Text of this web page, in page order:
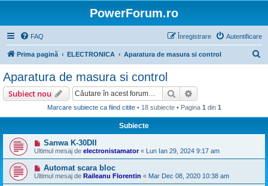
PowerForum.ro
FAQ Autentificare
Înregistrare
Prima pagină ELECTRONICA Aparatura de masura si control
Aparatura de masura si control
Subiect nou Căutare
Marcare subiecte ca fiind citite• 18 subiecte • Pagina 1 din 1
Subiecte
Sanwa K-30DII
Ultimul mesaj de electronistamator« Lun Ian 29, 2024 9:17 am
Automat scara bloc
Ultimul mesaj de Raileanu Florentin « Mar Dec 08, 2020 10:38 am